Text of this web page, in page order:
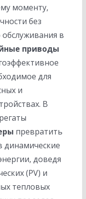
моменту,
без
в
приводы
для
и
В
превратить
динамические
доведя
(PV) и
тепловых